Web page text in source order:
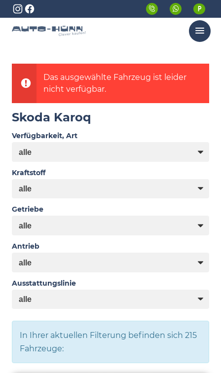
Menü
Das ausgewählte Fahrzeug ist leider
nicht verfügbar.
Skoda Karoq
Verfügbarkeit, Art
Kraftstoff
Getriebe
Antrieb
Ausstattungslinie
In Ihrer aktuellen Filterung befinden sich 215
Fahrzeuge: